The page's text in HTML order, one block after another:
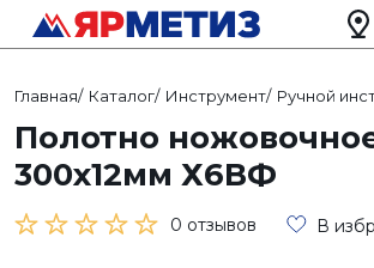
Главная/ Каталог/ Инструмент/ Ручной
Полотно
300х12мм Х6ВФ
0 отзывов В